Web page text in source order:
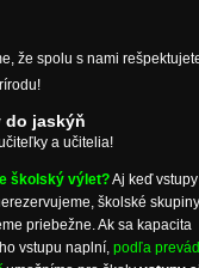
že spolu s nami
do jaskýň
a učitelia!
školský výlet?Aj keď
školské skupiny
priebežne. Ak sa kapacita
vstupu naplní, podľa